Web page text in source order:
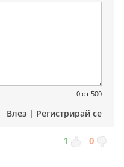
0 от 500
Влез | Регистрирай се
1 0